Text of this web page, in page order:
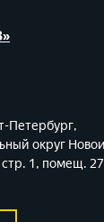
Петербург,
округ
стр. 1, помещ.